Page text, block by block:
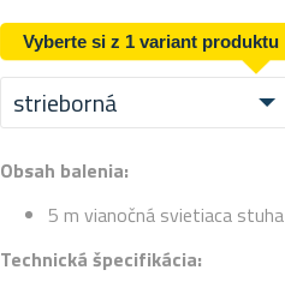
Vyberte si z 1 variant produktu
strieborná
Obsah balenia:
5 m vianočná svietiaca stuha
Technická špecifikácia: